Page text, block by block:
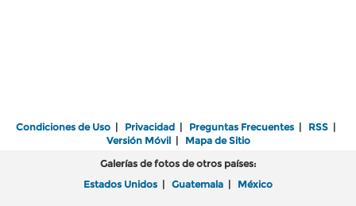
Condiciones de Uso | Privacidad | Preguntas Frecuentes | RSS |
Versión Móvil| Mapa de Sitio
Galerías de fotos de otros países:
Estados Unidos | Guatemala | México